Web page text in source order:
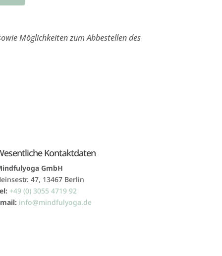
Möglichkeiten zum Abbestellen des
Kontaktdaten
GmbH
47, 13467 Berlin
+49 (0) 3055 4719 92
info@mindfulyoga.de